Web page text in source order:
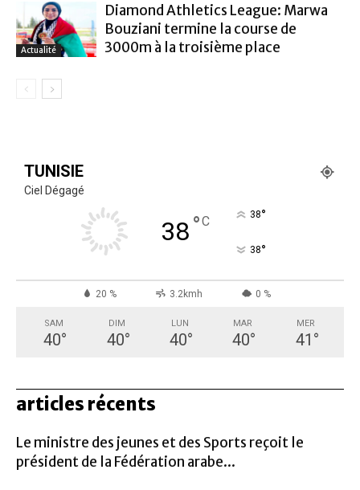
Actualité
Diamond Athletics League: Marwa
Bouziani termine la course de
3000m à la troisième place
TUNISIE
Ciel Dégagé
38°C 38°
38°
20 % 3.2kmh 0 %
SAM
40°
DIM
40°
LUN
40°
MAR
40°
MER
41 °
articles récents
Le ministre des jeunes et des Sports reçoit le
président de la Fédération arabe...